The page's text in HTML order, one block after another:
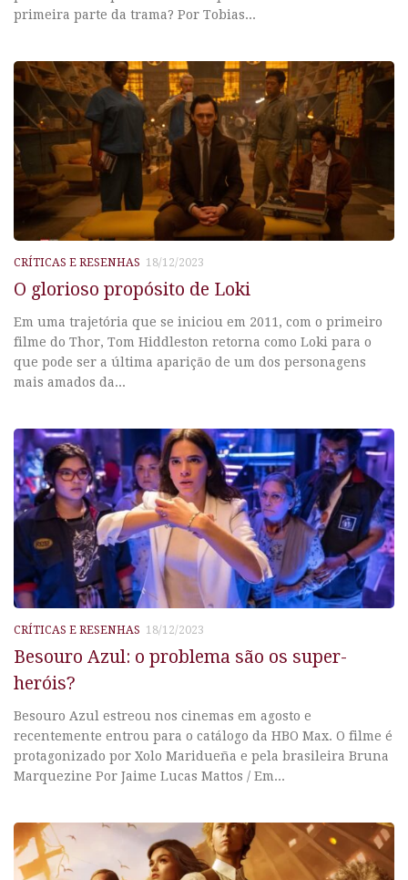
primeira parte da trama? Por Tobias...
CRÍTICAS E RESENHAS 18/12/2023
O glorioso propósito de Loki
Em uma trajetória que se iniciou em 2011, com o primeiro
filme do Thor, Tom Hiddleston retorna como Loki para o
que pode ser a última aparição de um dos personagens
mais amados da...
CRÍTICAS E RESENHAS 18/12/2023
Besouro Azul: o problema são os super-
heróis?
Besouro Azul estreou nos cinemas em agosto e
recentemente entrou para o catálogo da HBO Max. O filme é
protagonizado por Xolo Maridueña e pela brasileira Bruna
Marquezine Por Jaime Lucas Mattos / Em...